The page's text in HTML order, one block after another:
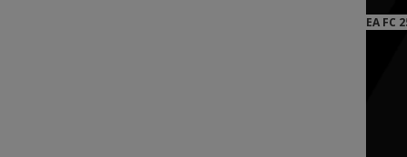
EA FC